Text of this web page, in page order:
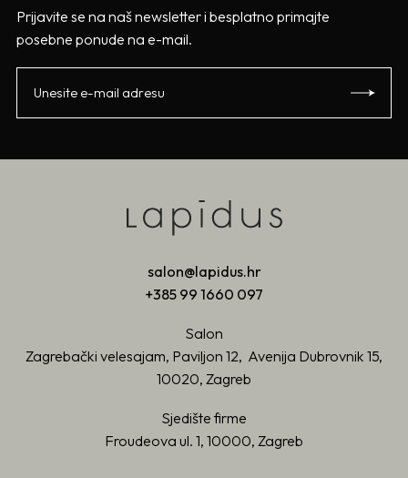
Prijavite se na naš newsletter i besplatno primajte
posebne ponude na e-mail.
salon@lapidus.hr
+385 99 1660 097
Salon
Zagrebački velesajam, Paviljon 12, Avenija Dubrovnik 15,
10020, Zagreb
Sjedište firme
Froudeova ul. 1, 10000, Zagreb